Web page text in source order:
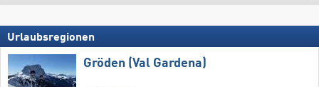
Urlaubsregionen
Gröden (Val Gardena)